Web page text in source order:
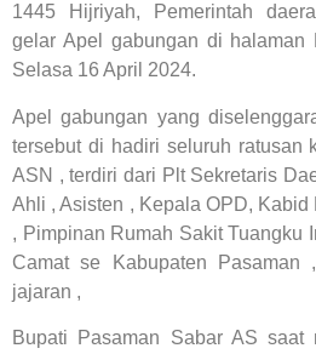
1445 Hijriyah, Pemerintah
gelar Apel gabungan di halaman
Selasa 16 April 2024.
Apel gabungan yang
tersebut di hadiri seluruh ratusan
ASN , terdiri dari Plt Sekretaris
Ahli , Asisten , Kepala OPD, Kabid
, Pimpinan Rumah Sakit Tuangku
Camat se Kabupaten Pasaman
jajaran ,
Bupati Pasaman Sabar AS saat